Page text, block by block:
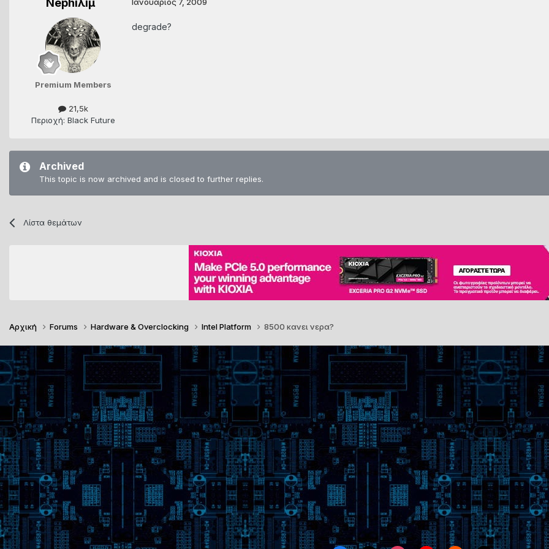
Nephiλiμ
Premium Members
21,5k
Περιοχή: Black Future
degrade?
Archived
This topic is now archived and is closed to further replies.
Λίστα θεμάτων
Αρχική Forums Hardware & Overclocking Intel Platform 8500 κανει νερα?